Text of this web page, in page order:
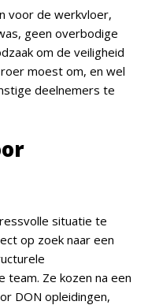
voor de werkvloer,
geen overbodige
om de veiligheid
moest om, en wel
deelnemers te
situatie te
op zoek naar een
team. Ze kozen na een
DON opleidingen,